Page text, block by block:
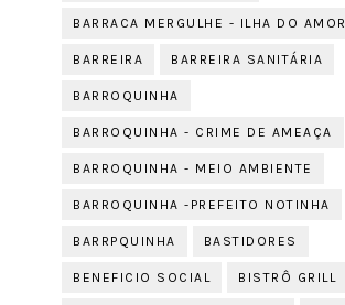
BARRACA MERGULHE - ILHA DO AMOR
BARREIRA BARREIRA SANITÁRIA
BARROQUINHA
BARROQUINHA - CRIME DE AMEAÇA
BARROQUINHA - MEIO AMBIENTE
BARROQUINHA -PREFEITO NOTINHA
BARRPQUINHA BASTIDORES
BENEFICIO SOCIAL BISTRÔ GRILL